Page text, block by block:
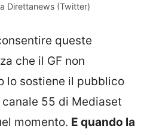
Direttanews (Twitter)
queste
che il GF non
lo sostiene il pubblico
55 di Mediaset
momento. E quando la